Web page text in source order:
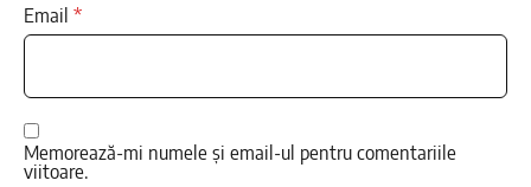
Email *
Memorează-mi numele și email-ul pentru comentariile
viitoare.